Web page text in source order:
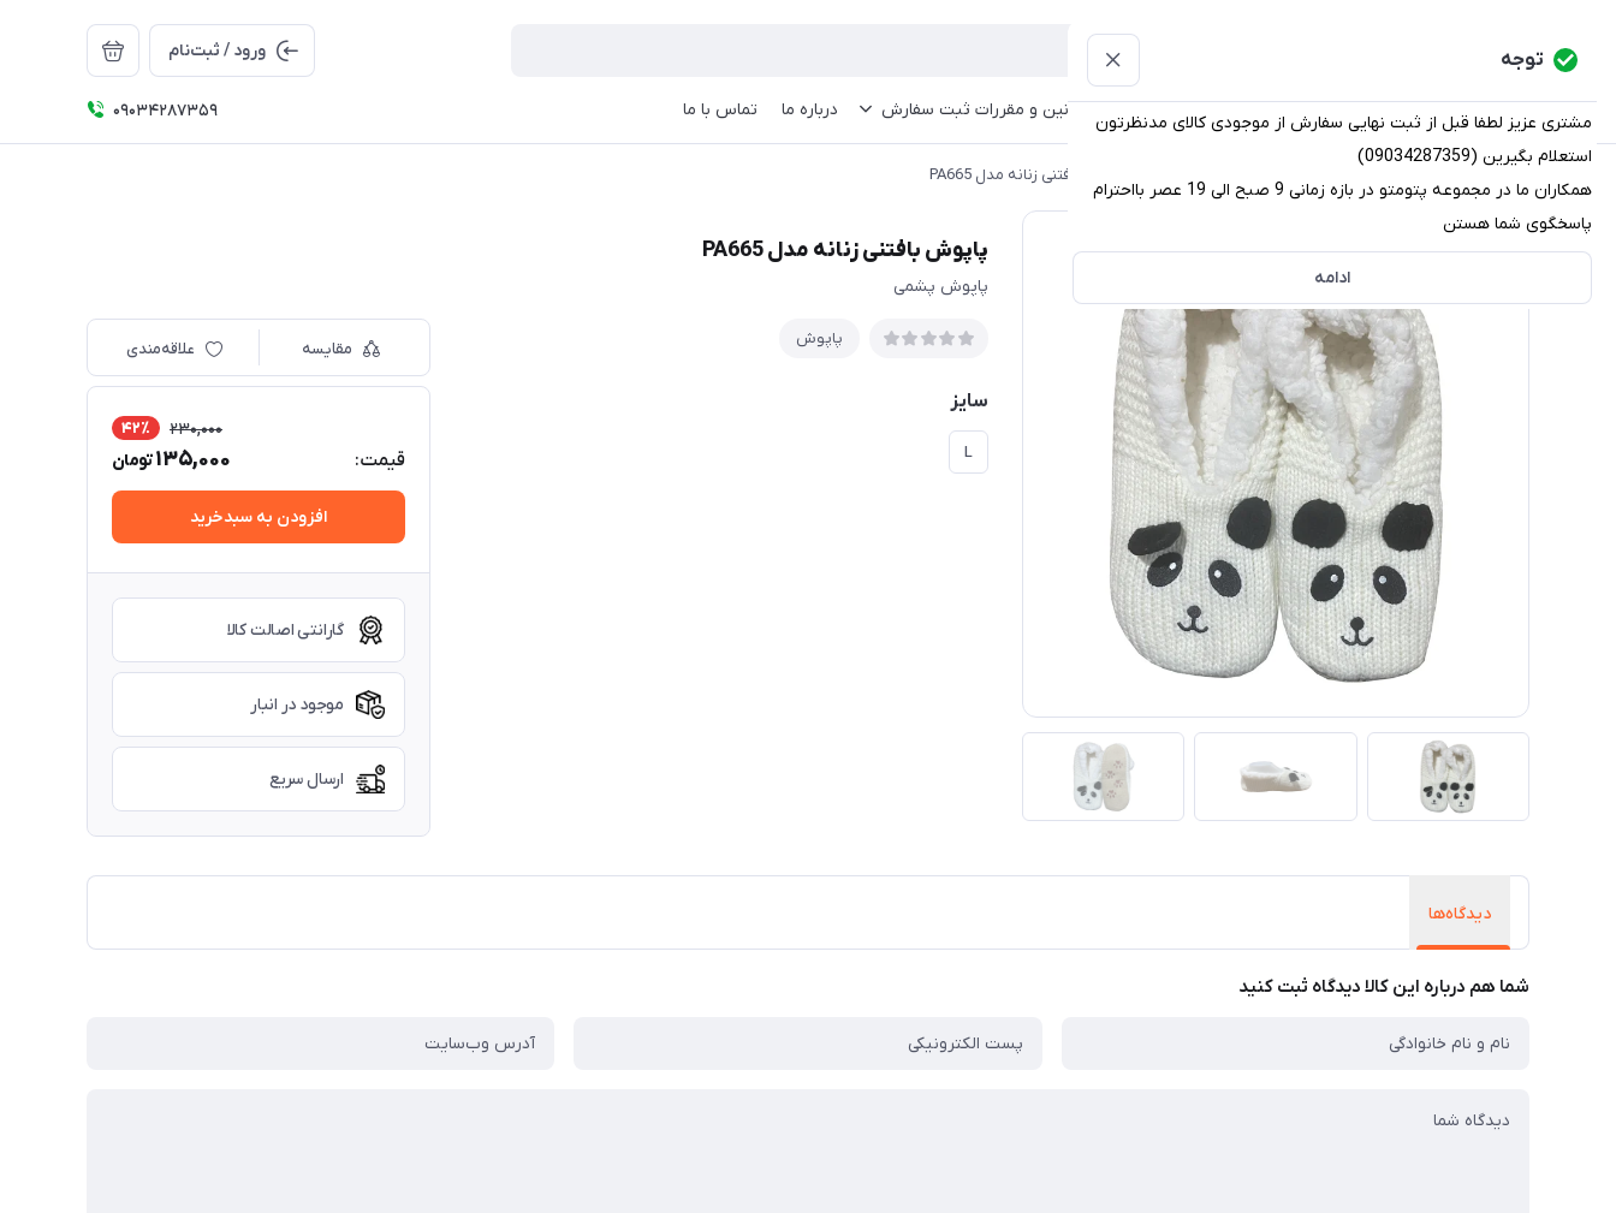
توجه
مشتری عزیز لطفا قبل از ثبت نهایی سفارش از موجودی کالای مدنظرتون
استعلام بگیرین (09034287359)
همکاران ما در مجموعه پتومتو در بازه زمانی 9 صبح الی 19 عصر بااحترام
پاسخگوی شما هستن
ادامه
ورود / ثبت‌نام
دسته‌بندی کالاها خانه دسته بندی محصولات قوانین و مقررات ثبت سفارش درباره ما تماس با ما 09034287359
پاپوش بافتنی زنانه مدل PA665
پاپوش بافتنی زنانه مدل PA665
پاپوش پشمی
پاپوش
سایز
L
مقایسه علاقه‌مندی
قیمت:
230,000 42٪
135,000تومان
افزودن به سبدخرید
گارانتی اصالت کالا
موجود در انبار
ارسال سریع
دیدگاه‌ها
شما هم درباره این کالا دیدگاه ثبت کنید